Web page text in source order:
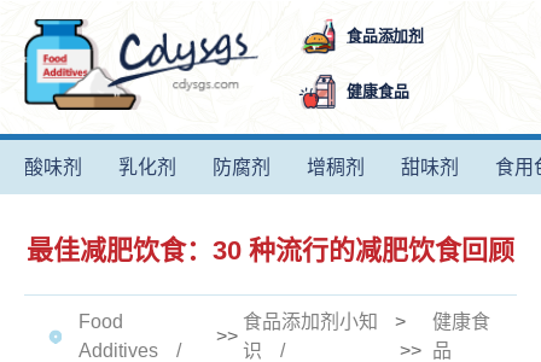
食品添加剂
健康食品
酸味剂 乳化剂 防腐剂 增稠剂 甜味剂 食用
最佳减肥饮食：30 种流行的减肥饮食回顾
Food
Additives
>>
食品添加剂小知
识
>
>>
健康食
品